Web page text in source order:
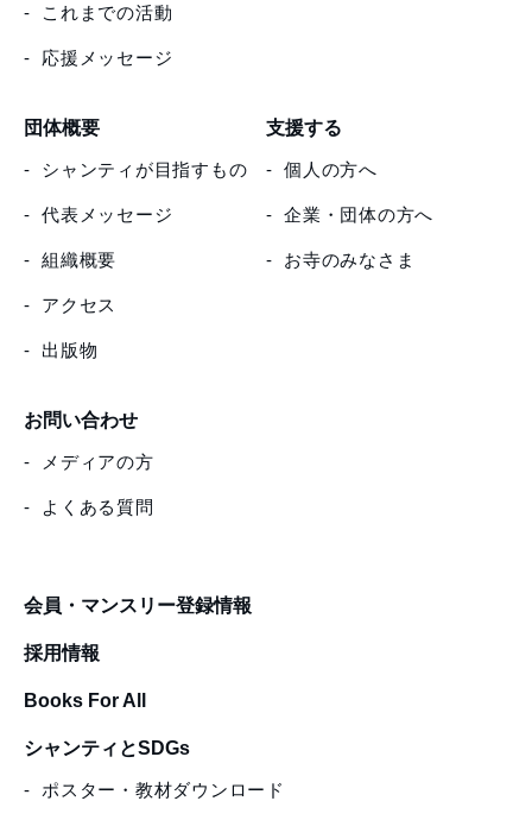
これまでの活動
応援メッセージ
団体概要
シャンティが目指すもの
代表メッセージ
組織概要
アクセス
出版物
支援する
個人の方へ
企業・団体の方へ
お寺のみなさま
お問い合わせ
メディアの方
よくある質問
会員・マンスリー登録情報
採用情報
Books For All
シャンティとSDGs
ポスター・教材ダウンロード